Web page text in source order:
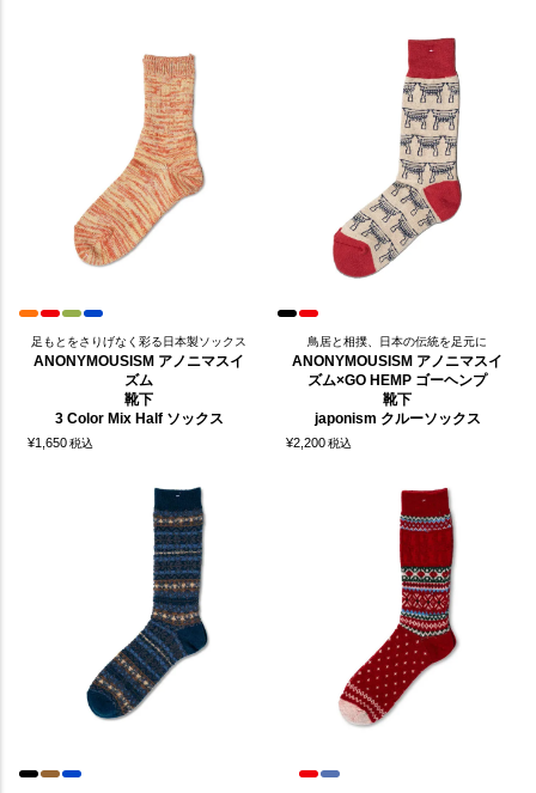
足もとをさりげなく彩る日本製ソックス
ANONYMOUSISM アノニマスイ
ズム
靴下
3 Color Mix Half ソックス
¥1,650税込
鳥居と相撲、日本の伝統を足元に
ANONYMOUSISM アノニマスイ
ズム×GO HEMP ゴーヘンプ
靴下
japonism クルーソックス
¥2,200税込